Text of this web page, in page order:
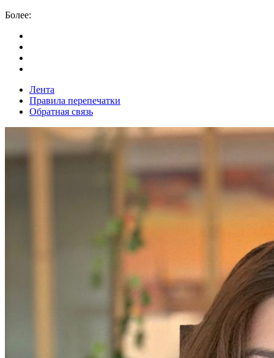
Более:
Лента
Правила перепечатки
Обратная связь